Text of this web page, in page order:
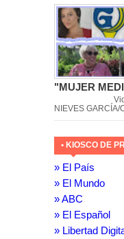
"MUJER
NIEVES GARCÍA/
• KIOSCO DE
» El País
» El Mundo
» ABC
» El Español
» Libertad